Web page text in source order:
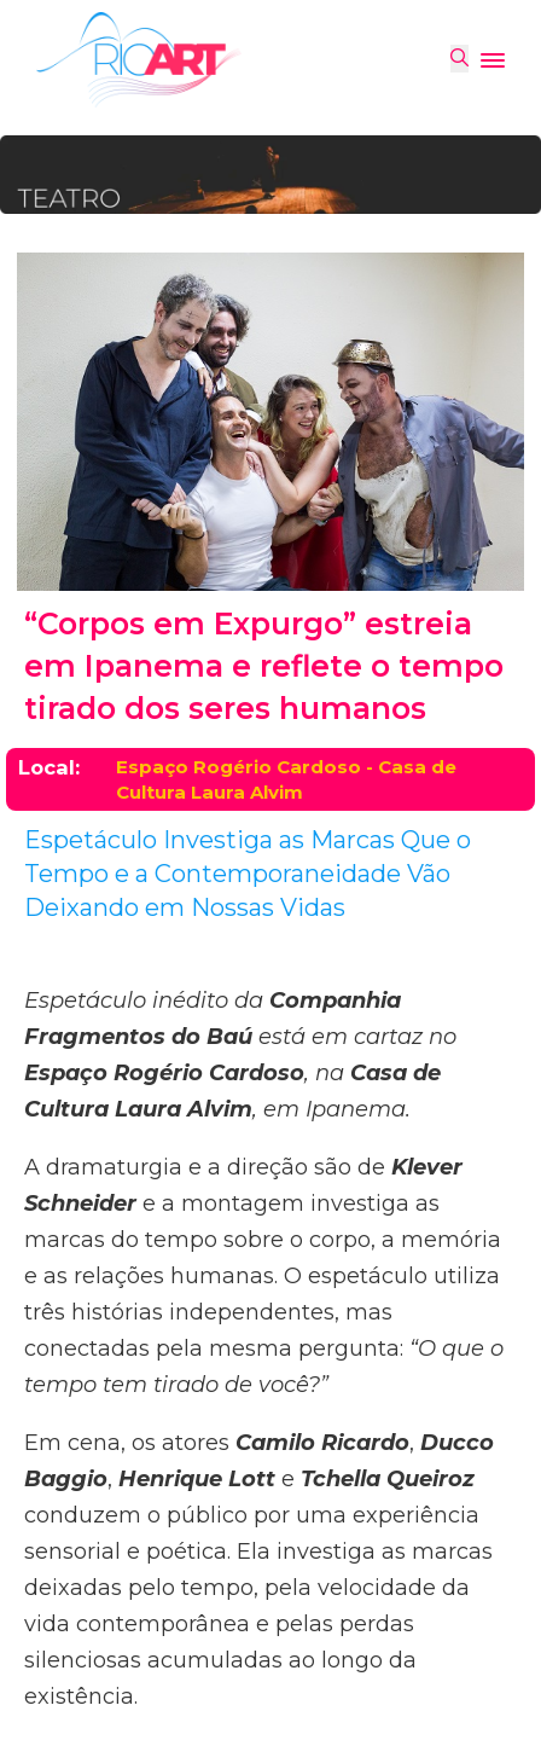
“Corpos em Expurgo” estreia
em Ipanema e reflete o tempo
tirado dos seres humanos
Local:
Espaço Rogério Cardoso - Casa de
Cultura Laura Alvim
Espetáculo Investiga as Marcas Que o
Tempo e a Contemporaneidade Vão
Deixando em Nossas Vidas
Espetáculo inédito da Companhia
Fragmentos do Baú está em cartaz no
Espaço Rogério Cardoso, na Casa de
Cultura Laura Alvim, em Ipanema.
A dramaturgia e a direção são de Klever
Schneidere a montagem investiga as
marcas do tempo sobre o corpo, a memória
e as relações humanas. O espetáculo utiliza
três histórias independentes, mas
conectadas pela mesma pergunta: “O que o
tempo tem tirado de você?”
Em cena, os atores Camilo Ricardo, Ducco
Baggio, Henrique Lott e Tchella Queiroz
conduzem o público por uma experiência
sensorial e poética. Ela investiga as marcas
deixadas pelo tempo, pela velocidade da
vida contemporânea e pelas perdas
silenciosas acumuladas ao longo da
existência.